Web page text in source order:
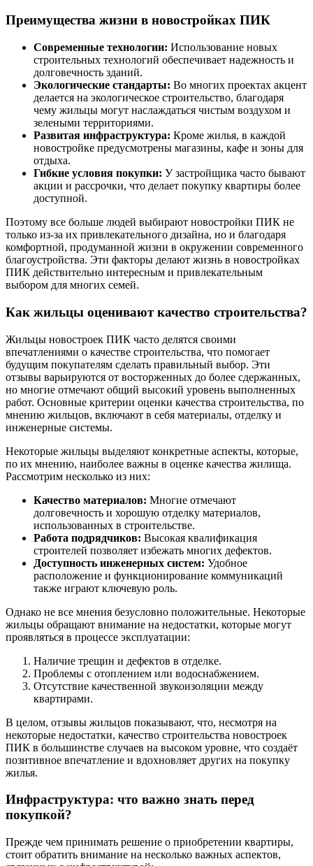
Преимущества жизни в новостройках ПИК
Современные технологии: Использование новых
строительных технологий обеспечивает надежность и
долговечность зданий.
Экологические стандарты: Во многих проектах акцент
делается на экологическое строительство, благодаря
чему жильцы могут наслаждаться чистым воздухом и
зелеными территориями.
Развитая инфраструктура: Кроме жилья, в каждой
новостройке предусмотрены магазины, кафе и зоны для
отдыха.
Гибкие условия покупки: У застройщика часто бывают
акции и рассрочки, что делает покупку квартиры более
доступной.
Поэтому все больше людей выбирают новостройки ПИК не
только из-за их привлекательного дизайна, но и благодаря
комфортной, продуманной жизни в окружении современного
благоустройства. Эти факторы делают жизнь в новостройках
ПИК действительно интересным и привлекательным
выбором для многих семей.
Как жильцы оценивают качество строительства?
Жильцы новостроек ПИК часто делятся своими
впечатлениями о качестве строительства, что помогает
будущим покупателям сделать правильный выбор. Эти
отзывы варьируются от восторженных до более сдержанных,
но многие отмечают общий высокий уровень выполненных
работ. Основные критерии оценки качества строительства, по
мнению жильцов, включают в себя материалы, отделку и
инженерные системы.
Некоторые жильцы выделяют конкретные аспекты, которые,
по их мнению, наиболее важны в оценке качества жилища.
Рассмотрим несколько из них:
Качество материалов: Многие отмечают
долговечность и хорошую отделку материалов,
использованных в строительстве.
Работа подрядчиков: Высокая квалификация
строителей позволяет избежать многих дефектов.
Доступность инженерных систем: Удобное
расположение и функционирование коммуникаций
также играют ключевую роль.
Однако не все мнения безусловно положительные. Некоторые
жильцы обращают внимание на недостатки, которые могут
проявляться в процессе эксплуатации:
Наличие трещин и дефектов в отделке.
Проблемы с отоплением или водоснабжением.
Отсутствие качественной звукоизоляции между
квартирами.
В целом, отзывы жильцов показывают, что, несмотря на
некоторые недостатки, качество строительства новостроек
ПИК в большинстве случаев на высоком уровне, что создаёт
позитивное впечатление и вдохновляет других на покупку
жилья.
Инфраструктура: что важно знать перед
покупкой?
Прежде чем принимать решение о приобретении квартиры,
стоит обратить внимание на несколько важных аспектов,